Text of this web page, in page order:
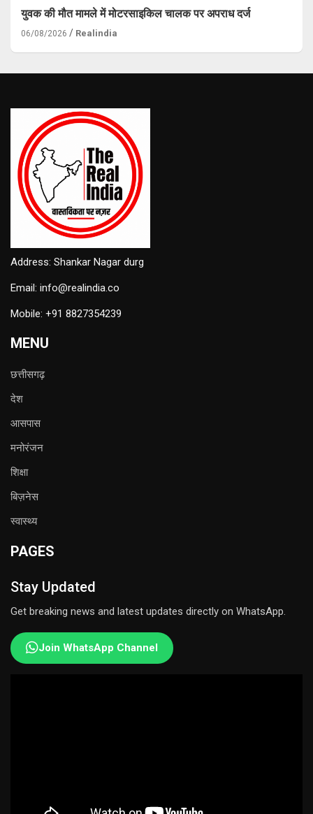
युवक की मौत मामले में मोटरसाइकिल चालक पर अपराध दर्ज
06/08/2026 Realindia
Address: Shankar Nagar durg
Email: info@realindia.co
Mobile: +91 8827354239
MENU
छत्तीसगढ़
देश
आसपास
मनोरंजन
शिक्षा
बिज़नेस
स्वास्थ्य
PAGES
Stay Updated
Get breaking news and latest updates directly on WhatsApp.
Join WhatsApp Channel